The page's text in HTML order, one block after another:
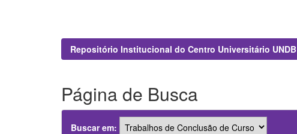
Repositório Institucional do Centro Universitário UNDB
Página de Busca
Buscar em: